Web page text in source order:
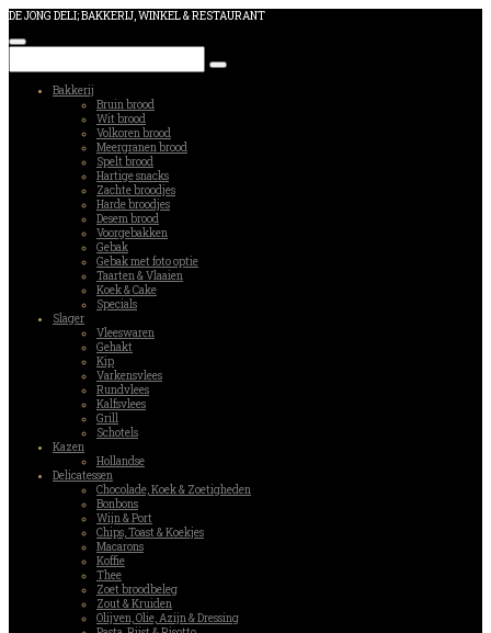
DE JONG DELI; BAKKERIJ, WINKEL & RESTAURANT
Bakkerij
Bruin brood
Wit brood
Volkoren brood
Meergranen brood
Spelt brood
Hartige snacks
Zachte broodjes
Harde broodjes
Desem brood
Voorgebakken
Gebak
Gebak met foto optie
Taarten & Vlaaien
Koek & Cake
Specials
Slager
Vleeswaren
Gehakt
Kip
Varkensvlees
Rundvlees
Kalfsvlees
Grill
Schotels
Kazen
Hollandse
Delicatessen
Chocolade, Koek & Zoetigheden
Bonbons
Wijn & Port
Chips, Toast & Koekjes
Macarons
Koffie
Thee
Zoet broodbeleg
Zout & Kruiden
Olijven, Olie, Azijn & Dressing